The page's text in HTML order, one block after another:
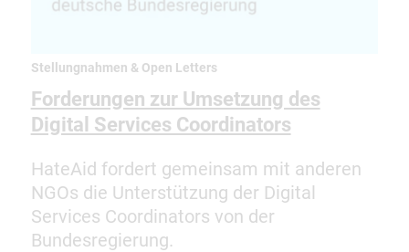
Stellungnahmen & Open Letters
Forderungen zur Umsetzung des
Digital Services Coordinators
HateAid fordert gemeinsam mit anderen
NGOs die Unterstützung der Digital
Services Coordinators von der
Bundesregierung.